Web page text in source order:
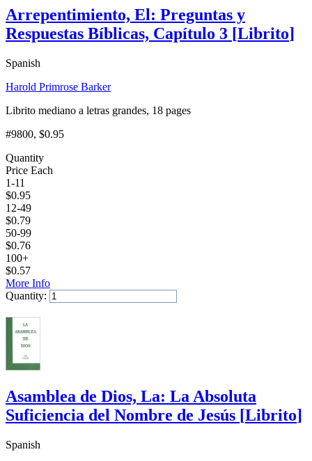
Arrepentimiento, El: Preguntas y
Respuestas Bíblicas, Capítulo 3 [Librito]
Spanish
Harold Primrose Barker
Librito mediano a letras grandes, 18 pages
#9800, $0.95
Quantity
Price Each
1-11
$0.95
12-49
$0.79
50-99
$0.76
100+
$0.57
More Info
Quantity:
Asamblea de Dios, La: La Absoluta
Suficiencia del Nombre de Jesús [Librito]
Spanish